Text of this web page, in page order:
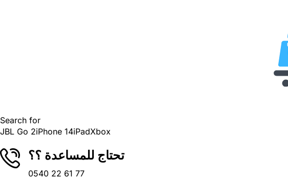
Search for
JBL Go 2iPhone 14iPadXbox
تحتاج للمساعدة ؟؟
0540 22 61 77